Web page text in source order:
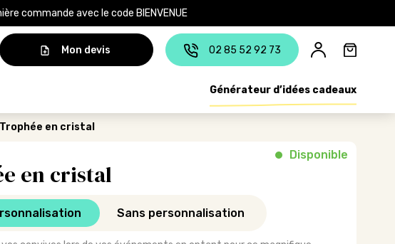
commande avec le code BIENVENUE
Mon devis
02 85 52 92 73
Générateur d’idées cadeaux
Trophée en cristal
en cristal
Disponible
Sans personnalisation